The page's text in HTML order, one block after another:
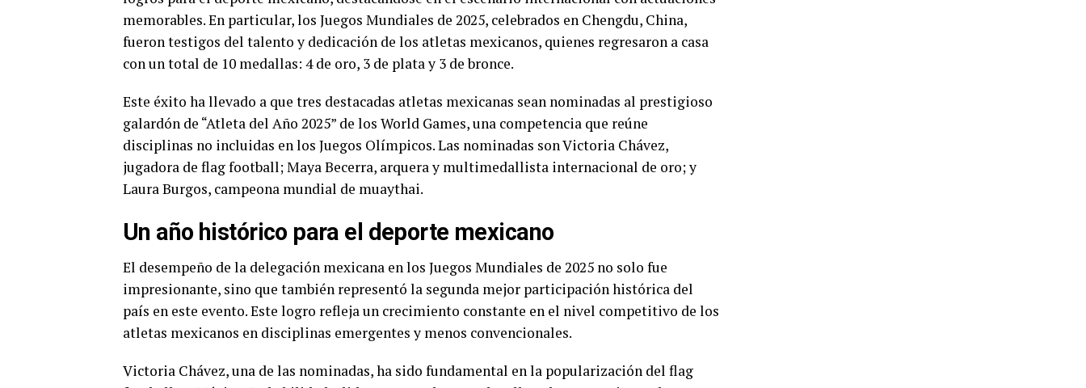
memorables. En particular, los Juegos Mundiales de 2025, celebrados en Chengdu, China,
fueron testigos del talento y dedicación de los atletas mexicanos, quienes regresaron a casa
con un total de 10 medallas: 4 de oro, 3 de plata y 3 de bronce.
Este éxito ha llevado a que tres destacadas atletas mexicanas sean nominadas al prestigioso
galardón de “Atleta del Año 2025” de los World Games, una competencia que reúne
disciplinas no incluidas en los Juegos Olímpicos. Las nominadas son Victoria Chávez,
jugadora de flag football; Maya Becerra, arquera y multimedallista internacional de oro; y
Laura Burgos, campeona mundial de muaythai.
Un año histórico para el deporte mexicano
El desempeño de la delegación mexicana en los Juegos Mundiales de 2025 no solo fue
impresionante, sino que también representó la segunda mejor participación histórica del
país en este evento. Este logro refleja un crecimiento constante en el nivel competitivo de los
atletas mexicanos en disciplinas emergentes y menos convencionales.
Victoria Chávez, una de las nominadas, ha sido fundamental en la popularización del flag